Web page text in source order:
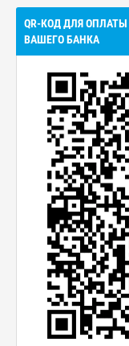
QR-КОД ДЛЯ
ВАШЕГО БАНКА